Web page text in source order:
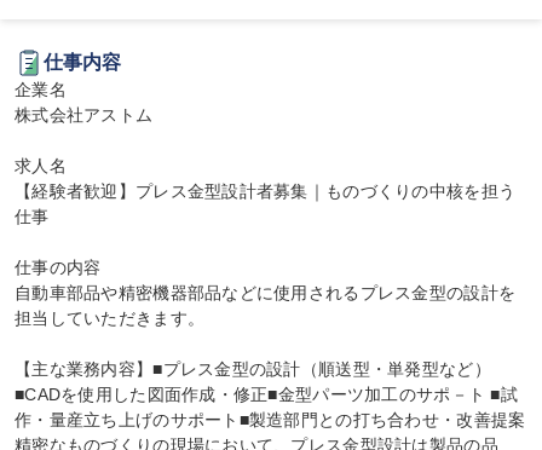
仕事内容
企業名
株式会社アストム
求人名
【経験者歓迎】プレス金型設計者募集｜ものづくりの中核を担う
仕事
仕事の内容
自動車部品や精密機器部品などに使用されるプレス金型の設計を
担当していただきます。
【主な業務内容】■プレス金型の設計（順送型・単発型など）
■CADを使用した図面作成・修正■金型パーツ加工のサポ－ト ■試
作・量産立ち上げのサポート■製造部門との打ち合わせ・改善提案
精密なものづくりの現場において、プレス金型設計は製品の品